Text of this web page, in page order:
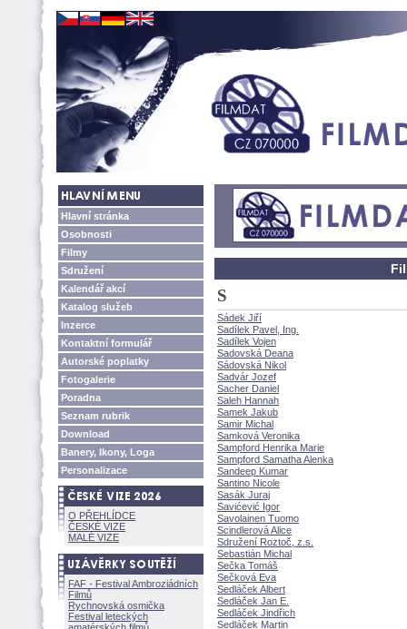
Hlavní stránka
Osobnosti
Filmy
Sdružení
Kalendář akcí
Katalog služeb
Inzerce
Kontaktní formulář
Autorské poplatky
Fotogalerie
Poradna
Seznam rubrik
Download
Banery, Ikony, Loga
Personalizace
O PŘEHLÍDCE
ČESKÉ VIZE
MALÉ VIZE
FAF - Festival Ambroziádních
Filmů
Rychnovská osmička
Festival leteckých
S
Sádek Jiří
Sadílek Pavel, Ing.
Sadílek Vojen
Sadovská Deana
Sádovská Nikol
Sadvár Jozef
Sacher Daniel
Saleh Hannah
Samek Jakub
Samir Michal
Samková Veronika
Sampford Henrika Marie
Sampford Samatha Alenka
Sandeep Kumar
Santino Nicole
Sasák Juraj
Savićević Igor
Savolainen Tuomo
Scindlerová Alice
Sdružení Roztoč, z.s.
Sebastián Michal
Sečka Tom
Sečková Eva
Sedláček Albert
Sedláček Jan E.
Sedláček Jindřich
Sedláček Martin